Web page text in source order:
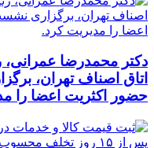
دکتر محمدرضا
اتاق اصناف تهران،
حضور اکثریت اعضا را